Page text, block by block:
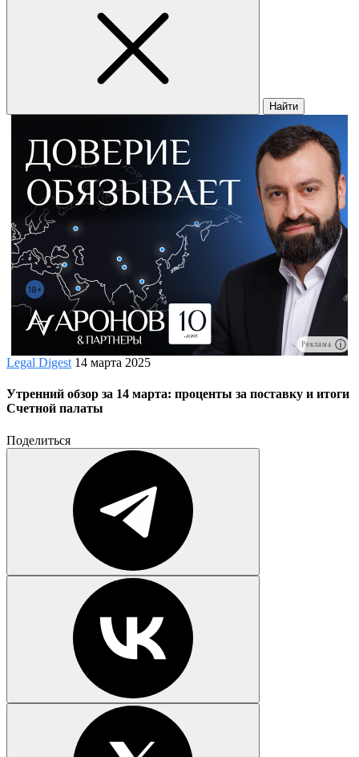
Найти
Реклама
Legal Digest 14 марта 2025
Утренний обзор за 14 марта: проценты за поставку и итоги
Счетной палаты
Поделиться